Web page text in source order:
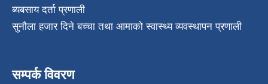
ब्यबसाय दर्ता प्रणाली
सुनौला हजार दिने बच्चा तथा आमाको स्वास्थ्य व्यवस्थापन प्रणाली
सम्पर्क विवरण